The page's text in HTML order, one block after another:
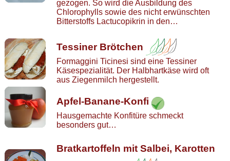
gezogen. So wird die Ausbildung des
Chlorophylls sowie des nicht erwünschten
Bitterstoffs Lactucopikrin in den…
Tessiner Brötchen
Formaggini Ticinesi sind eine Tessiner
Käsespezialität. Der Halbhartkäse wird oft
aus Ziegenmilch hergestellt.
Apfel-Banane-Konfi
Hausgemachte Konfitüre schmeckt
besonders gut…
Bratkartoffeln mit Salbei, Karotten